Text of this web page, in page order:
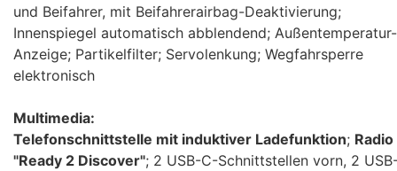
und Beifahrer, mit Beifahrerairbag-Deaktivierung;
Innenspiegel automatisch abblendend; Außentemperatur-
Anzeige; Partikelfilter; Servolenkung; Wegfahrsperre
elektronisch
Multimedia:
Telefonschnittstelle mit induktiver Ladefunktion; Radio
"Ready 2 Discover"; 2 USB-C-Schnittstellen vorn, 2